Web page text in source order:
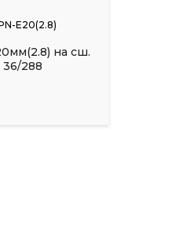
E20(2.8)
на сш.
36/288